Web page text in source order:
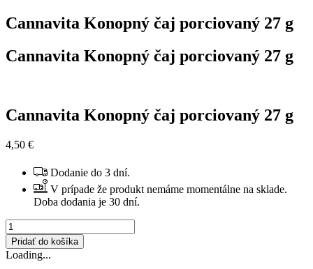
Cannavita Konopný čaj porciovaný 27 g
Cannavita Konopný čaj porciovaný 27 g
Cannavita Konopný čaj porciovaný 27 g
4,50 €
Dodanie do 3 dní.
V prípade že produkt nemáme momentálne na sklade.
Doba dodania je 30 dní.
množstvo
Cannavita
Konopný
čaj
Pridať do košíka
Loading...